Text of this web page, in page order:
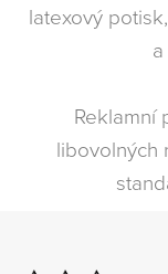
latexový
Reklamní
libovolných